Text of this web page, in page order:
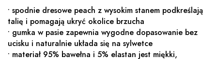
• spodnie dresowe peach z wysokim stanem podkreślają
talię i pomagają ukryć okolice brzucha
• gumka w pasie zapewnia wygodne dopasowanie bez
ucisku i naturalnie układa się na sylwetce
• materiał 95% bawełna i 5% elastan jest miękki,